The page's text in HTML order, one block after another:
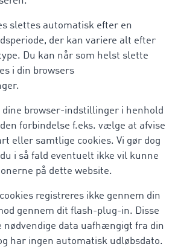
slettes automatisk efter en
der kan variere alt efter
Du kan når som helst slette
i din browsers
dine browser-indstillinger i henhold
forbindelse f.eks. vælge at afvise
eller samtlige cookies. Vi gør dog
i så fald eventuelt ikke vil kunne
på dette website.
registreres ikke gennem din
gennem dit flash-plug-in. Disse
nødvendige data uafhængigt fra din
har ingen automatisk udløbsdato.